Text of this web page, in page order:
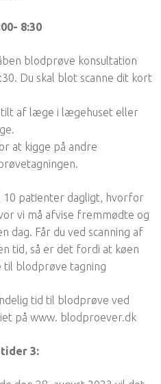
8:30
blodprøve konsultation
Du skal blot scanne dit kort
af læge i lægehuset eller
at kigge på andre
10 patienter dagligt, hvorfor
vi må afvise fremmødte og
dag. Får du ved scanning af
tid, så er det fordi at køen
blodprøve tagning
tid til blodprøve ved
på www. blodproever.dk
3: